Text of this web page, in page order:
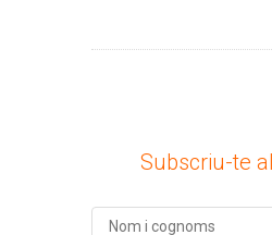
Subscriu-te